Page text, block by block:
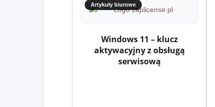
Artykuły biurowe
Windows 11 – klucz
aktywacyjny z obsługą
serwisową